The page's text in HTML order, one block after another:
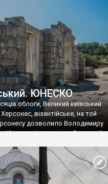
викрадені з фондів об’єкту
«Херсонеса Таврійського».
Візантії», але експерти та
це лише […]
ЮНЕСКО
облоги, Великий київський
візантійське, на той
дозволило Володимиру
імператору Василю ІІ,
став Василем-
Хрещення Русі. На честь
місто […]